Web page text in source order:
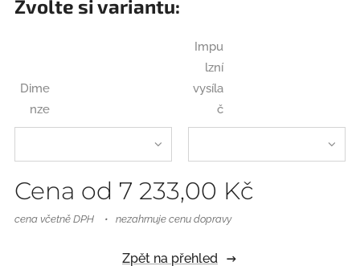
Zvolte si variantu:
Dime
nze
Impu
lzní
vysíla
č
Cena od 7 233,00 Kč
cena včetně DPH nezahrnuje cenu dopravy
Zpět na přehled